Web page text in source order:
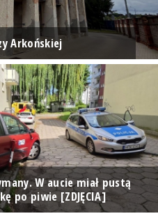
Arkońskiej
W aucie miał pustą
po piwie [ZDJĘCIA]